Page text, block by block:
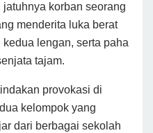
korban seorang
menderita luka berat
lengan, serta paha
tajam.
provokasi di
kelompok yang
dari berbagai sekolah